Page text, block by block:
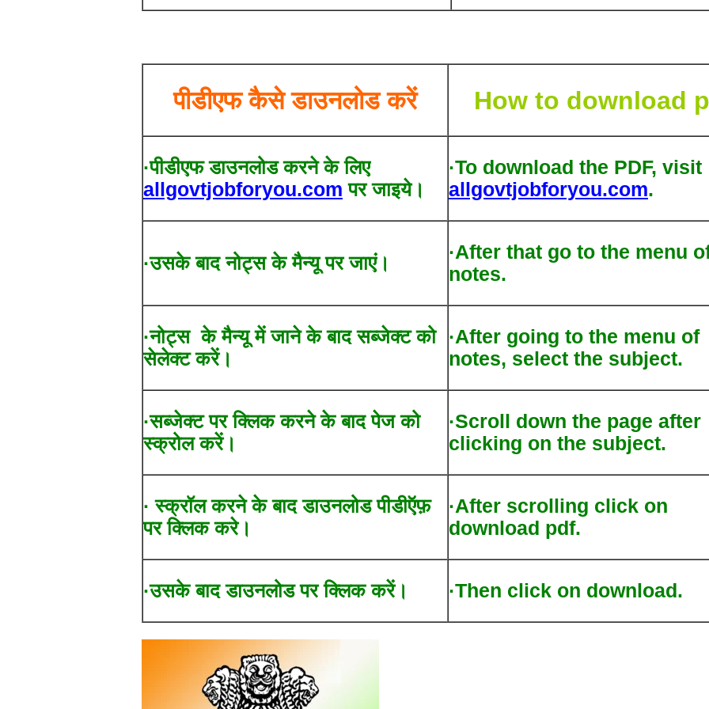
पीडीएफ कैसे डाउनलोड करें How to download
·पीडीएफ डाउनलोड करने के लिए
allgovtjobforyou.com पर जाइये।
·To download the PDF, visit
allgovtjobforyou.com.
·उसके बाद नोट्स के मैन्यू पर जाएं।
·After that go to the menu
notes.
·नोट्स के मैन्यू में जाने के बाद सब्जेक्ट को
सेलेक्ट करें।
·After going to the menu of
notes, select the subject.
·सब्जेक्ट पर क्लिक करने के बाद पेज को
स्क्रोल करें।
·Scroll down the page after
clicking on the subject.
· स्क्रॉल करने के बाद डाउनलोड पीडीऍफ़
पर क्लिक करे।
·After scrolling click on
download pdf.
·उसके बाद डाउनलोड पर क्लिक करें। ·Then click on download.